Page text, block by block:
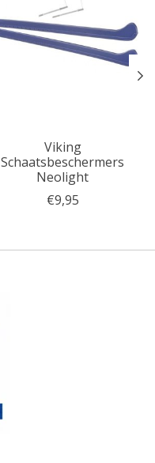
Viking
Schaatsbeschermers
Neolight
€9,95